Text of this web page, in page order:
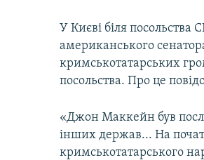
У Києві біля
американського
кримськотатарських
посольства. Про це
«Джон Маккейн був
інших держав... На
кримськотатарського